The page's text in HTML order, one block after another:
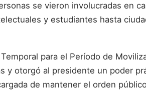
se vieron involucradas en
y estudiantes hasta
para el Período de
y otorgó al presidente un poder
de mantener el orden